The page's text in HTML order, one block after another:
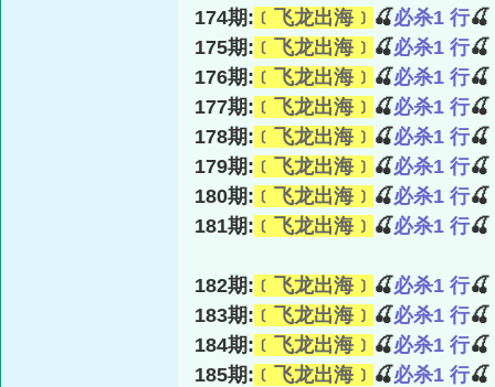
174期: ﹝飞龙出海﹞ 🍒必杀1 行🍒
175期: ﹝飞龙出海﹞ 🍒必杀1 行🍒
176期: ﹝飞龙出海﹞ 🍒必杀1 行🍒
177期: ﹝飞龙出海﹞ 🍒必杀1 行🍒
178期: ﹝飞龙出海﹞ 🍒必杀1 行🍒
179期: ﹝飞龙出海﹞ 🍒必杀1 行🍒
180期: ﹝飞龙出海﹞ 🍒必杀1 行🍒
181期: ﹝飞龙出海﹞ 🍒必杀1 行🍒
182期: ﹝飞龙出海﹞ 🍒必杀1 行🍒
183期: ﹝飞龙出海﹞ 🍒必杀1 行🍒
184期: ﹝飞龙出海﹞ 🍒必杀1 行🍒
185期: ﹝飞龙出海﹞ 🍒必杀1 行🍒